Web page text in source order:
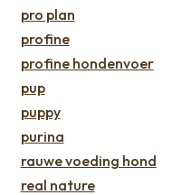
pro plan
profine
profine hondenvoer
pup
puppy
purina
rauwe voeding hond
real nature